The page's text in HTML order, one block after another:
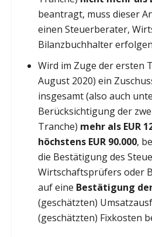
beantragt, muss dieser
einen Steuerberater,
Bilanzbuchhalter
Wird im Zuge der ersten
August 2020) ein
insgesamt (also auch
Berücksichtigung der
Tranche) mehr als EUR
höchstens EUR 90.000,
die Bestätigung des
Wirtschaftsprüfers oder
auf eine Bestätigung
(geschätzten)
(geschätzten) Fixkosten